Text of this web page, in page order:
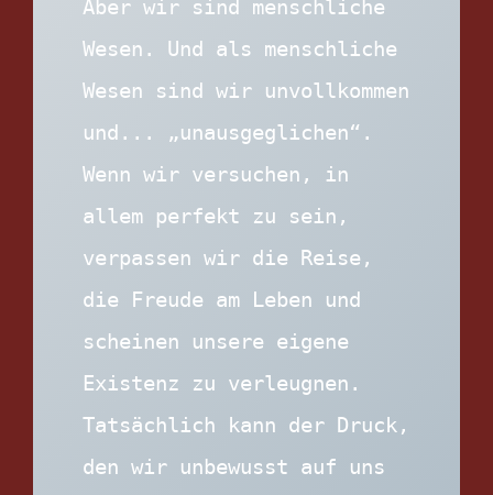
Aber wir sind menschliche
Wesen. Und als menschliche
Wesen sind wir unvollkommen
und... „unausgeglichen“.
Wenn wir versuchen, in
allem perfekt zu sein,
verpassen wir die Reise,
die Freude am Leben und
scheinen unsere eigene
Existenz zu verleugnen.
Tatsächlich kann der Druck,
den wir unbewusst auf uns